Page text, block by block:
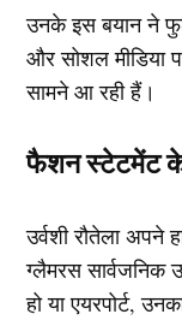
उनके इस बयान ने
और सोशल मीडिया
सामने आ रही हैं।
फैशन स्टेटमेंट के
उर्वशी रौतेला
ग्लैमरस सार्वजनिक
हो या एयरपोर्ट,